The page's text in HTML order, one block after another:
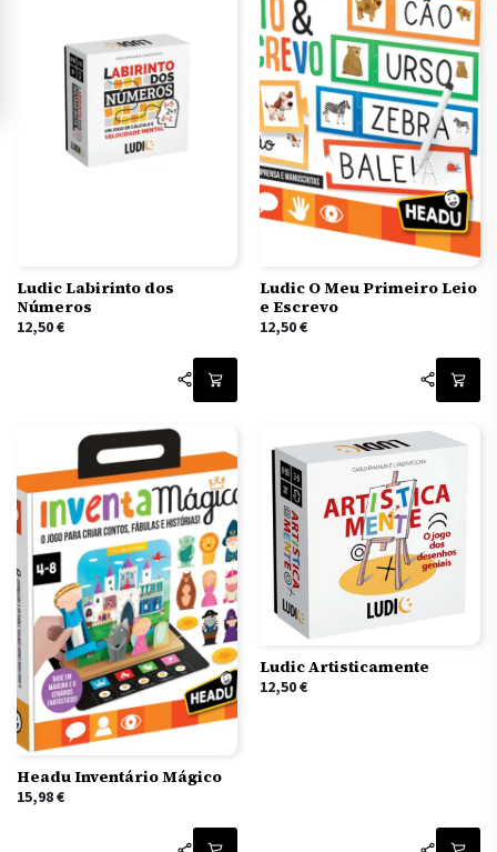
Ludic Labirinto dos
Números
12,50€
Ludic O Meu Primeiro Leio
e Escrevo
12,50€
Headu Inventário Mágico
15,98€
Ludic Artisticamente
12,50€